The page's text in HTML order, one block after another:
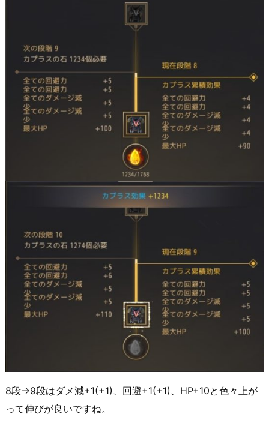
8段→9段はダメ減+1(+1)、回避+1(+1)、HP+10と色々上が
って伸びが良いですね。